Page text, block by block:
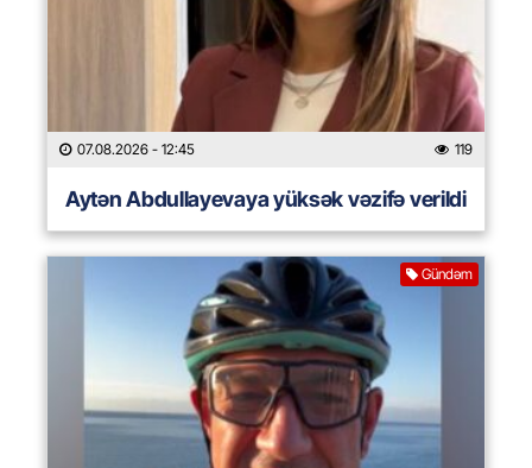
07.08.2026 - 12:45 119
Aytən Abdullayevaya yüksək vəzifə verildi
Gündəm